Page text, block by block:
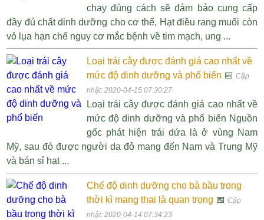
chay đúng cách sẽ đảm bảo cung cấp
đầy đủ chất dinh dưỡng cho cơ thể, Hạt điều rang muối còn
vỏ lụa hạn chế nguy cơ mắc bệnh về tim mạch, ung ...
Loại trái cây được đánh giá cao nhất về
mức độ dinh dưỡng và phổ biến 📅 Cập
nhật: 2020-04-15 07:30:27
Loại trái cây được đánh giá cao nhất về
mức độ dinh dưỡng và phổ biến Nguồn
gốc phát hiện trái dứa là ở vùng Nam
Mỹ, sau đó được người da đỏ mang đến Nam và Trung Mỹ
và bán sỉ hạt ...
Chế độ dinh dưỡng cho bà bầu trong
thời kì mang thai là quan trọng 📅 Cập
nhật: 2020-04-14 07:34:23